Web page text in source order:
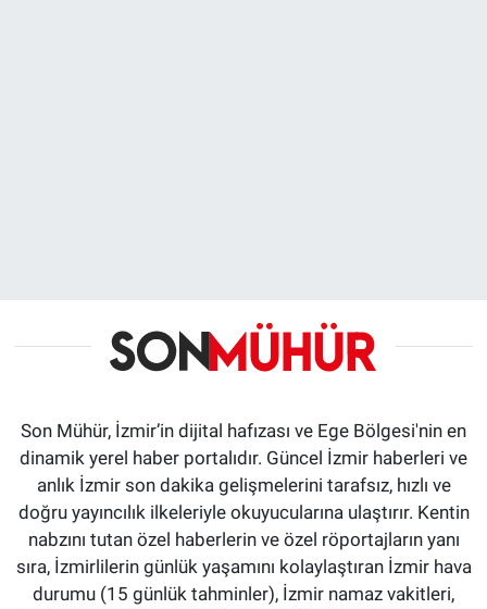
Son Mühür, İzmir’in dijital hafızası ve Ege Bölgesi'nin en
dinamik yerel haber portalıdır. Güncel İzmir haberleri ve
anlık İzmir son dakika gelişmelerini tarafsız, hızlı ve
doğru yayıncılık ilkeleriyle okuyucularına ulaştırır. Kentin
nabzını tutan özel haberlerin ve özel röportajların yanı
sıra, İzmirlilerin günlük yaşamını kolaylaştıran İzmir hava
durumu (15 günlük tahminler), İzmir namaz vakitleri,